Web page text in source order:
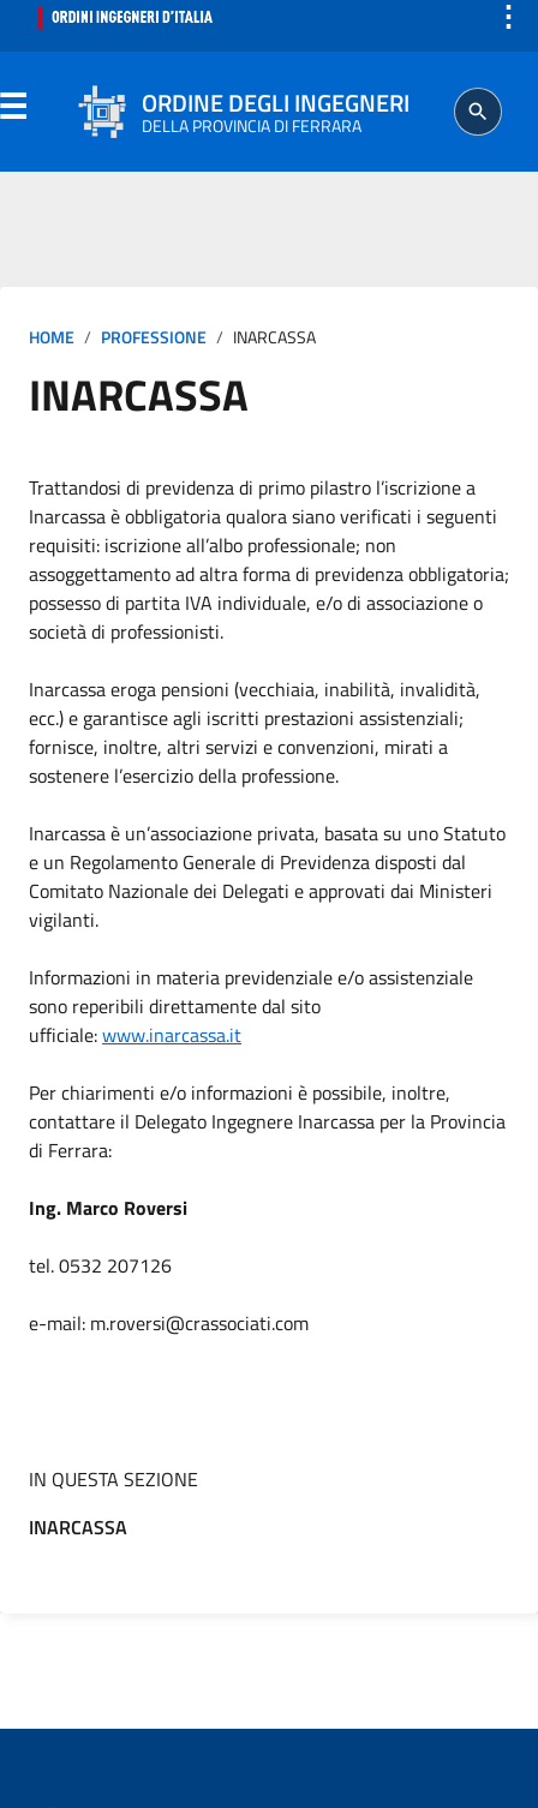
⋮
ORDINE DEGLI INGEGNERI
DELLA PROVINCIA DI FERRARA
ISCRITTO
PROFESSIONE
AGGIORNAMENTO PROFESSIONALE
HOME PROFESSIONE INARCASSA
INARCASSA
Trattandosi di previdenza di primo pilastro l’iscrizione a
Inarcassa è obbligatoria qualora siano verificati i seguenti
requisiti: iscrizione all’albo professionale; non
assoggettamento ad altra forma di previdenza obbligatoria;
possesso di partita IVA individuale, e/o di associazione o
società di professionisti.
Inarcassa eroga pensioni (vecchiaia, inabilità, invalidità,
ecc.) e garantisce agli iscritti prestazioni assistenziali;
fornisce, inoltre, altri servizi e convenzioni, mirati a
sostenere l’esercizio della professione.
Inarcassa è un’associazione privata, basata su uno Statuto
e un Regolamento Generale di Previdenza disposti dal
Comitato Nazionale dei Delegati e approvati dai Ministeri
vigilanti.
Informazioni in materia previdenziale e/o assistenziale
sono reperibili direttamente dal sito
ufficiale:www.inarcassa.it
Per chiarimenti e/o informazioni è possibile, inoltre,
contattare il Delegato Ingegnere Inarcassa per la Provincia
di Ferrara:
Ing. Marco Roversi
tel. 0532 207126
e-mail: m.roversi@crassociati.com
IN QUESTA SEZIONE
INARCASSA